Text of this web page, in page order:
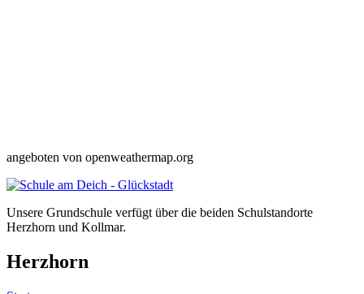
angeboten von openweathermap.org
Unsere Grundschule verfügt über die beiden Schulstandorte
Herzhorn und Kollmar.
Herzhorn